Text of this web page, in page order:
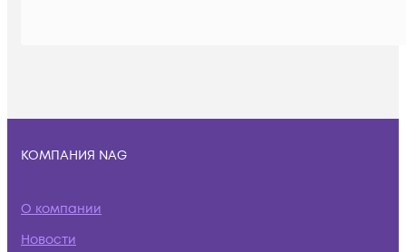
КОМПАНИЯ NAG
О компании
Новости